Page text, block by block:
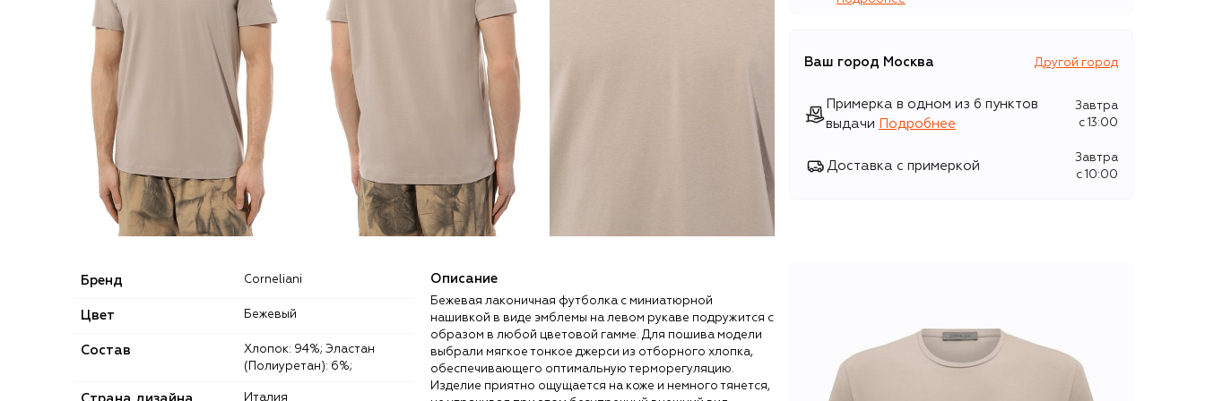
Ваш город Москва Другой город
Примерка в одном из 6 пунктов
выдачи
Подробнее
Завтра
c 13:00
Доставка с примеркой
Завтра
c 10:00
Бренд Corneliani
Цвет Бежевый
Состав
Хлопок: 94%; Эластан
(Полиуретан): 6%;
Италия
Описание
Бежевая лаконичная футболка с миниатюрной
нашивкой в виде эмблемы на левом рукаве подружится с
образом в любой цветовой гамме. Для пошива модели
выбрали мягкое тонкое джерси из отборного хлопка,
обеспечивающего оптимальную терморегуляцию.
Изделие приятно ощущается на коже и немного тянется,